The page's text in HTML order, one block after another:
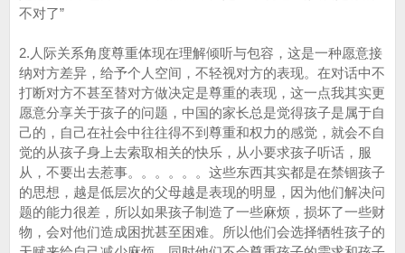
不对了”
2.人际关系角度尊重体现在理解倾听与包容，这是一种愿意接
纳对方差异，给予个人空间，不轻视对方的表现。在对话中不
打断对方不甚至替对方做决定是尊重的表现，这一点我其实更
愿意分享关于孩子的问题，中国的家长总是觉得孩子是属于自
己的，自己在社会中往往得不到尊重和权力的感觉，就会不自
觉的从孩子身上去索取相关的快乐，从小要求孩子听话，服
从，不要出去惹事。。。。。。这些东西其实都是在禁锢孩子
的思想，越是低层次的父母越是表现的明显，因为他们解决问
题的能力很差，所以如果孩子制造了一些麻烦，损坏了一些财
物，会对他们造成困扰甚至困难。所以他们会选择牺牲孩子的